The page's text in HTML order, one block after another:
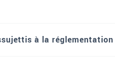
à la réglementation